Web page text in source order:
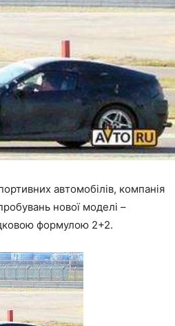
автомобілів, компанія
нової моделі –
формулою 2+2.